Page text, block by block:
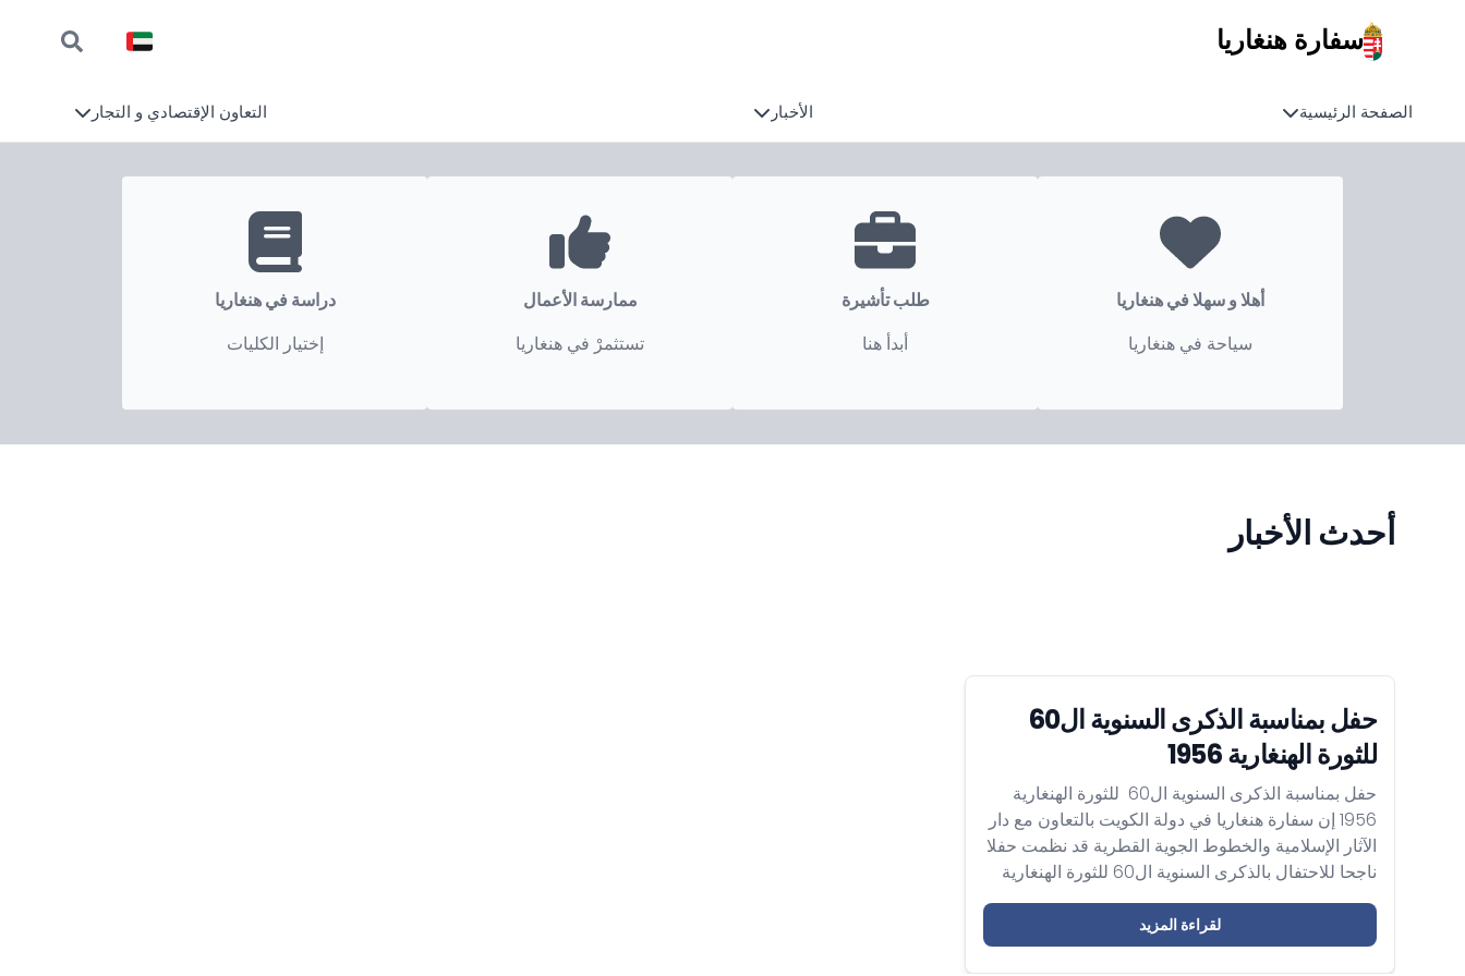
سفارة هنغاريا
الصفحة الرئيسية الأخبار التعاون الإقتصادي و التجار
أهلا و سهلا في هنغاريا
سياحة في هنغاريا
طلب تأشيرة
أبدأ هنا
ممارسة الأعمال
تستثمرْ في هنغاريا
دراسة في هنغاريا
إختيار الكليات
أحدث الأخبار
حفل بمناسبة الذكرى السنوية ال60
للثورة الهنغارية 1956
حفل بمناسبة الذكرى السنوية ال60 للثورة الهنغارية
1956 إن سفارة هنغاريا في دولة الكويت بالتعاون مع دار
الآثار الإسلامية والخطوط الجوية القطرية قد نظمت حفلا
ناجحا للاحتفال بالذكرى السنوية ال60 للثورة الهنغارية
1956. كما أن موسيقى جوزيف هايدن، بيلا بارتوك وفرانز
ليزت قد عبرت المسافة بين الحاضر والماضي لإحياء
ذكرى أبطال الثورة الذين قاتلوا ضد...
لقراءة المزيد